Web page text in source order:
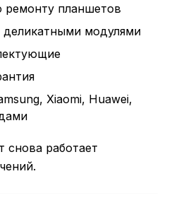
ремонту планшетов
деликатными модулями
Xiaomi, Huawei,
снова работает